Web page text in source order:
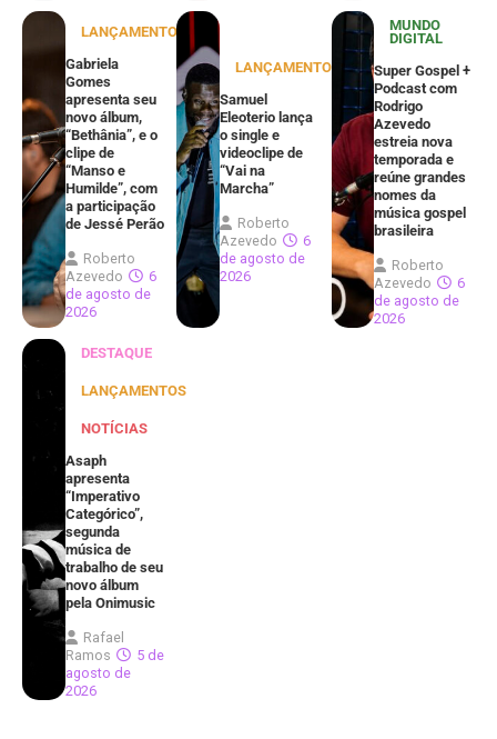
LANÇAMENTOS
Gabriela
Gomes
apresenta seu
novo álbum,
“Bethânia”, e o
clipe de
“Manso e
Humilde”, com
a participação
de Jessé Perão
Roberto
Azevedo
6
de agosto de
2026
LANÇAMENTOS
Samuel
Eleoterio lança
o single e
videoclipe de
“Vai na
Marcha”
Roberto
Azevedo
6
de agosto de
2026
MUNDO
DIGITAL
Super Gospel +
Podcast com
Rodrigo
Azevedo
estreia nova
temporada e
reúne grandes
nomes da
música gospel
brasileira
Roberto
Azevedo
6
de agosto de
2026
DESTAQUE
LANÇAMENTOS
NOTÍCIAS
Asaph
apresenta
“Imperativo
Categórico”,
segunda
música de
trabalho de seu
novo álbum
pela Onimusic
Rafael
Ramos
5 de
agosto de
2026